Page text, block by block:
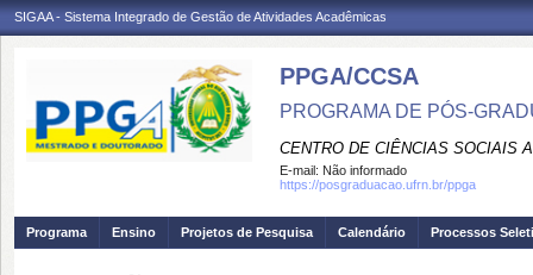
SIGAA - Sistema Integrado de Gestão de Atividades Acadêmicas
PPGA/CCSA
PROGRAMA DE PÓS-
CENTRO DE CIÊNCIAS SOCIAIS
E-mail: Não informado
https://posgraduacao.ufrn.br/ppga
Programa Ensino Projetos de Pesquisa Calendário Processos